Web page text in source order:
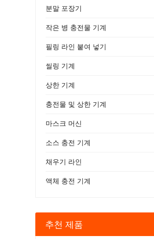
분말 포장기
작은 병 충전물 기계
필링 라인 붙여 넣기
씰링 기계
상한 기계
충전물 및 상한 기계
마스크 머신
소스 충전 기계
채우기 라인
액체 충전 기계
추천 제품